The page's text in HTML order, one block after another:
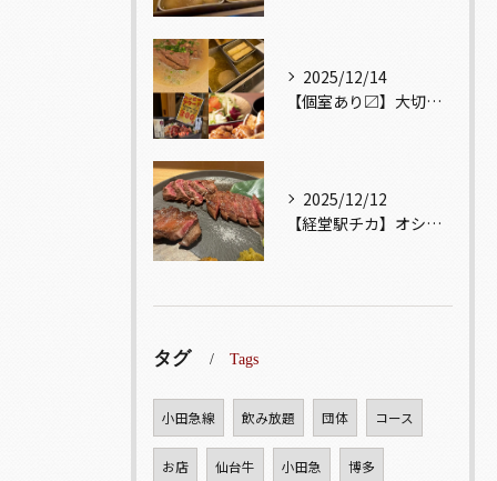
2025/12/14
【個室あり〼】大切な記念日、お祝い事でのご来店ぜひお待ちして...
2025/12/12
【経堂駅チカ】オシャレ居酒屋🏮自慢のお肉が楽しめる🐃お得なコ...
タグ Tags
小田急線 飲み放題 団体 コース
お店 仙台牛 小田急 博多